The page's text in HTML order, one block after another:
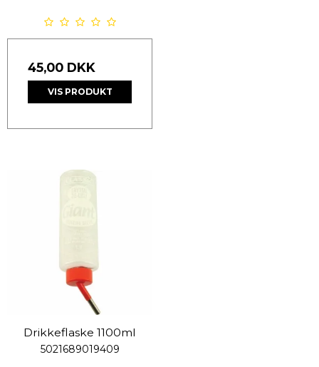
45,00 DKK
VIS PRODUKT
Drikkeflaske 1100ml
5021689019409